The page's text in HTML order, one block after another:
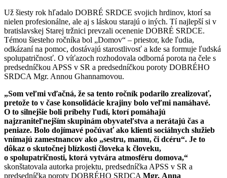
Už šiesty rok hľadalo DOBRÉ SRDCE svojich hrdinov, ktorí sa
nielen profesionálne, ale aj s láskou starajú o iných. Tí najlepší si v
bratislavskej Starej tržnici prevzali ocenenie DOBRÉ SRDCE.
Témou šiesteho ročníka bol „Domov“ – priestor, kde ľudia,
odkázaní na pomoc, dostávajú starostlivosť a kde sa formuje ľudská
spolupatričnosť. O víťazoch rozhodovala odborná porota na čele s
predsedníčkou APSS v SR a predsedníčkou poroty DOBRÉHO
SRDCA Mgr. Annou Ghannamovou.
„Som veľmi vďačná, že sa tento ročník podarilo zrealizovať,
pretože to v čase konsolidácie krajiny bolo veľmi namáhavé.
O to silnejšie boli príbehy ľudí, ktorí pomáhajú
najzraniteľnejším skupinám obyvateľstva a nerátajú čas a
peniaze. Bolo dojímavé počúvať ako klienti sociálnych služieb
vnímajú zamestnancov ako „sestru, mamu, či dcéru“. Je to
dôkaz o skutočnej blízkosti človeka k človeku,
o spolupatričnosti, ktorá vytvára atmosféru domova,“
skonštatovala autorka projektu, predsedníčka APSS v SR a
predsedníčka poroty DOBRÉHO SRDCA Mgr. Anna